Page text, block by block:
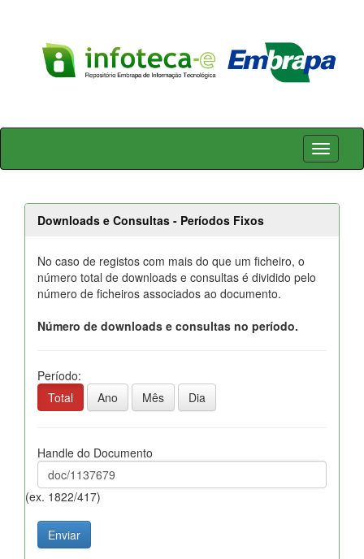
Skip
Downloads e Consultas - Períodos Fixos
No caso de registos com mais do que um ficheiro, o
número total de downloads e consultas é dividido pelo
número de ficheiros associados ao documento.
Número de downloads e consultas no período.
Período:
Total
Ano Mês Dia
Handle do Documento
(ex. 1822/417)